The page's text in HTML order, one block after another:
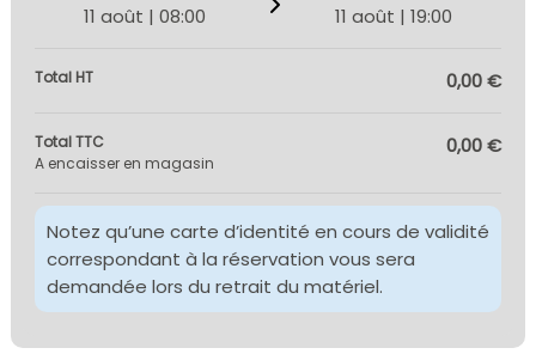
11 août | 08:00 11 août | 19:00
Total HT 0,00 €
Total TTC
A encaisser en magasin
0,00 €
Notez qu’une carte d’identité en cours de validité
correspondant à la réservation vous sera
demandée lors du retrait du matériel.